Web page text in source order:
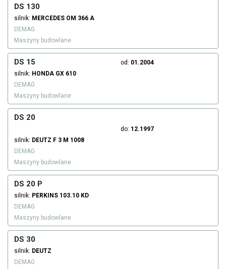
DS 130
silnik: MERCEDES OM 366 A
DEMAG
Maszyny budowlane
DS 15 od: 01.2004
silnik: HONDA GX 610
DEMAG
Maszyny budowlane
DS 20
do: 12.1997
silnik: DEUTZ F 3 M 1008
DEMAG
Maszyny budowlane
DS 20 P
silnik: PERKINS 103.10 KD
DEMAG
Maszyny budowlane
DS 30
silnik: DEUTZ
DEMAG